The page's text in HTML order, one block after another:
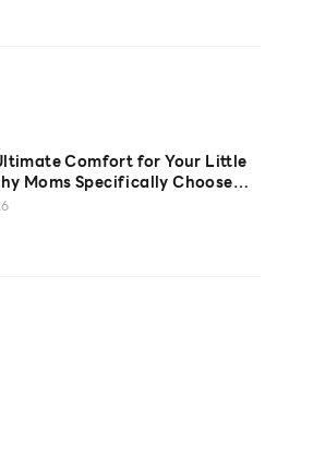
Comfort for Your Little
Moms Specifically Choose
Cotton USA Camisoles